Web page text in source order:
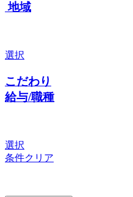
地域
選択
こだわり
給与/職種
選択
条件クリア